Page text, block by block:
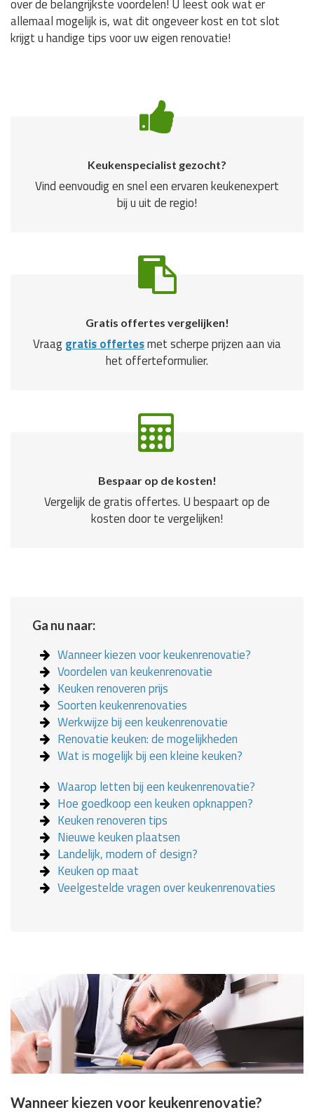
over de belangrijkste voordelen! U leest ook wat er
allemaal mogelijk is, wat dit ongeveer kost en tot slot
krijgt u handige tips voor uw eigen renovatie!
Keukenspecialist gezocht?
Vind eenvoudig en snel een ervaren keukenexpert
bij u uit de regio!
Gratis offertes vergelijken!
Vraaggratis offertesmet scherpe prijzen aan via
het offerteformulier.
Bespaar op de kosten!
Vergelijk de gratis offertes. U bespaart op de
kosten door te vergelijken!
Ga nu naar:
Wanneer kiezen voor keukenrenovatie?
Voordelen van keukenrenovatie
Keuken renoveren prijs
Soorten keukenrenovaties
Werkwijze bij een keukenrenovatie
Renovatie keuken: de mogelijkheden
Wat is mogelijk bij een kleine keuken?
Waarop letten bij een keukenrenovatie?
Hoe goedkoop een keuken opknappen?
Keuken renoveren tips
Nieuwe keuken plaatsen
Landelijk, modern of design?
Keuken op maat
Veelgestelde vragen over keukenrenovaties
Wanneer kiezen voor keukenrenovatie?